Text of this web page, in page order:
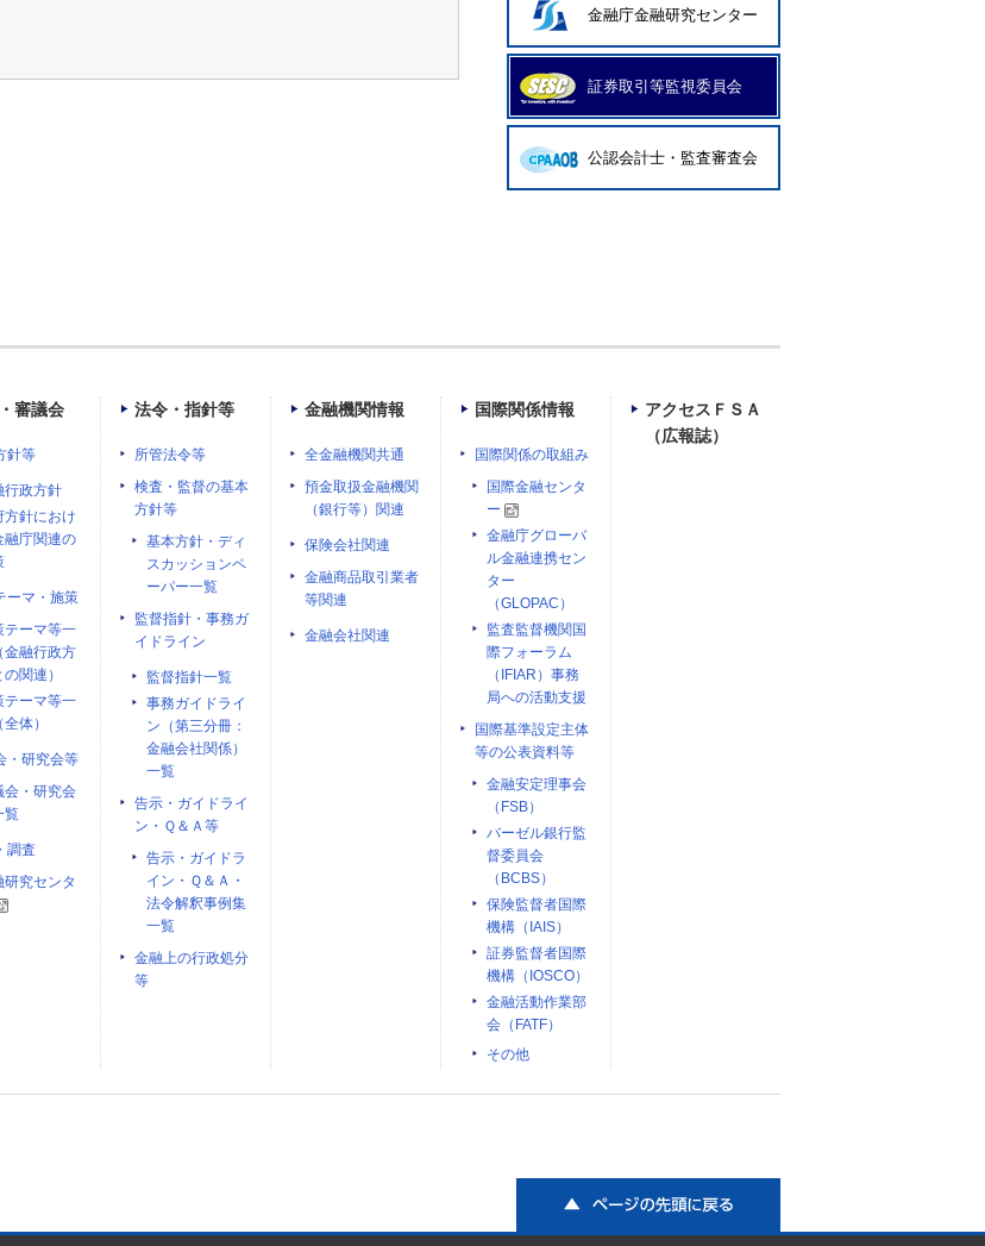
金融庁金融研究センター
証券取引等監視委員会
公認会計士・監査審査会
審議会
針等
行政方針
方針におけ
融庁関連の
ーマ・施策
テーマ等一
金融行政方
関連）
テーマ等一
体）
・研究会等
会・研究会
覧
調査
研究センタ
法令・指針等
所管法令等
検査・監督の基本
方針等
基本方針・ディ
スカッションペ
ーパー一覧
監督指針・事務ガ
イドライン
監督指針一覧
事務ガイドライ
ン（第三分冊：
金融会社関係）
一覧
告示・ガイドライ
ン・Ｑ＆Ａ等
告示・ガイドラ
イン・Ｑ＆Ａ・
法令解釈事例集
一覧
金融上の行政処分
等
金融機関情報
全金融機関共通
預金取扱金融機関
（銀行等）関連
保険会社関連
金融商品取引業者
等関連
金融会社関連
国際関係情報
国際関係の取組み
国際金融センタ
ー
金融庁グローバ
ル金融連携セン
ター
（GLOPAC）
監査監督機関国
際フォーラム
（IFIAR）事務
局への活動支援
国際基準設定主体
等の公表資料等
金融安定理事会
（FSB）
バーゼル銀行監
督委員会
（BCBS）
保険監督者国際
機構（IAIS）
証券監督者国際
機構（IOSCO）
金融活動作業部
会（FATF）
その他
アクセスＦＳＡ
（広報誌）